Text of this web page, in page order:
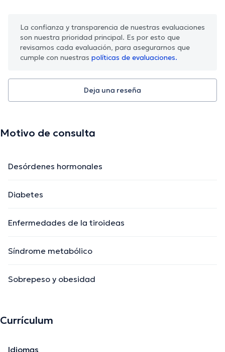
La confianza y transparencia de nuestras evaluaciones
son nuestra prioridad principal. Es por esto que
revisamos cada evaluación, para asegurarnos que
cumple con nuestras políticas de evaluaciones.
Deja una reseña
Motivo de consulta
Desórdenes hormonales
Diabetes
Enfermedades de la tiroideas
Síndrome metabólico
Sobrepeso y obesidad
Currículum
Idiomas